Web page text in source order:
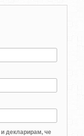
и декларирам, че